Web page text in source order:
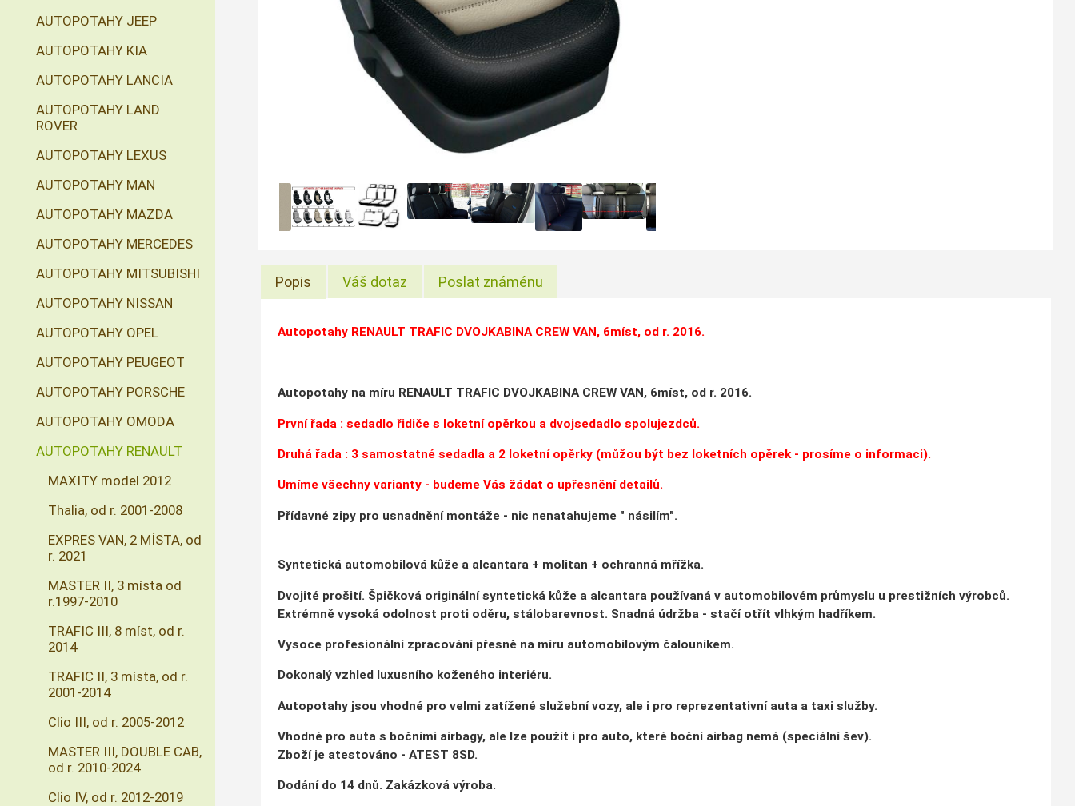
Popis Váš dotaz Poslat známénu
Autopotahy RENAULT TRAFIC DVOJKABINA CREW VAN, 6míst, od r. 2016.
Autopotahy na míru RENAULT TRAFIC DVOJKABINA CREW VAN, 6míst, od r. 2016.
První řada : sedadlo řidiče s loketní opěrkou a dvojsedadlo spolujezdců.
Druhá řada : 3 samostatné sedadla a 2 loketní opěrky (můžou být bez loketních opěrek - prosíme o informaci).
Umíme všechny varianty - budeme Vás žádat o upřesnění detailů.
Přídavné zipy pro usnadnění montáže - nic nenatahujeme " násilím".
Syntetická automobilová kůže a alcantara + molitan + ochranná mřížka.
Dvojité prošití. Špičková originální syntetická kůže a alcantara používaná v automobilovém průmyslu u prestižních výrobců.
Extrémně vysoká odolnost proti oděru, stálobarevnost. Snadná údržba - stačí otřít vlhkým hadříkem.
Vysoce profesionální zpracování přesně na míru automobilovým čalouníkem.
Dokonalý vzhled luxusního koženého interiéru.
Autopotahy jsou vhodné pro velmi zatížené služební vozy, ale i pro reprezentativní auta a taxi služby.
Vhodné pro auta s bočními airbagy, ale lze použít i pro auto, které boční airbag nemá (speciální šev).
Zboží je atestováno - ATEST 8SD.
Dodání do 14 dnů. Zakázková výroba.
AUTOPOTAHY JEEP
AUTOPOTAHY KIA
AUTOPOTAHY LANCIA
AUTOPOTAHY LAND
ROVER
AUTOPOTAHY LEXUS
AUTOPOTAHY MAN
AUTOPOTAHY MAZDA
AUTOPOTAHY MERCEDES
AUTOPOTAHY MITSUBISHI
AUTOPOTAHY NISSAN
AUTOPOTAHY OPEL
AUTOPOTAHY PEUGEOT
AUTOPOTAHY PORSCHE
AUTOPOTAHY OMODA
AUTOPOTAHY RENAULT
MAXITY model 2012
Thalia, od r. 2001-2008
EXPRES VAN, 2 MÍSTA, od
r. 2021
MASTER II, 3 místa od
r.1997-2010
TRAFIC III, 8 míst, od r.
2014
TRAFIC II, 3 místa, od r.
2001-2014
Clio III, od r. 2005-2012
MASTER III, DOUBLE CAB,
od r. 2010-2024
Clio IV, od r. 2012-2019